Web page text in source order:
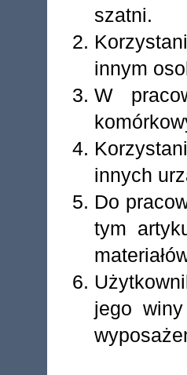
szatni.
innym
W
innych
Do
tym
jego